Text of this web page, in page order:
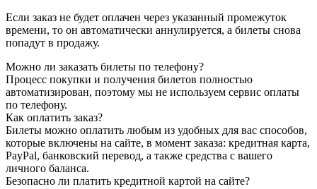
Если заказ не будет оплачен через указанный промежуток
времени, то он автоматически аннулируется, а билеты снова
попадут в продажу.
Можно ли заказать билеты по телефону?
Процесс покупки и получения билетов полностью
автоматизирован, поэтому мы не используем сервис оплаты
по телефону.
Как оплатить заказ?
Билеты можно оплатить любым из удобных для вас способов,
которые включены на сайте, в момент заказа: кредитная карта,
PayPal, банковский перевод, а также средства с вашего
личного баланса.
Безопасно ли платить кредитной картой на сайте?